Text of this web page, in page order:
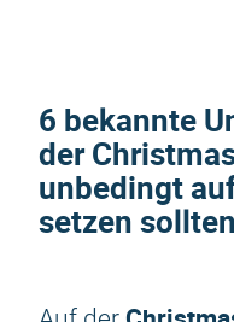
6 bekannte
der
unbedingt
setzen sollten